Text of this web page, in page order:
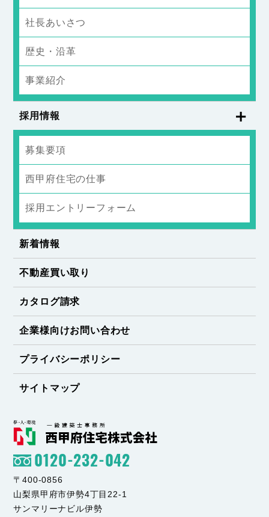
社長あいさつ
歴史・沿革
事業紹介
採用情報
募集要項
西甲府住宅の仕事
採用エントリーフォーム
新着情報
不動産買い取り
カタログ請求
企業様向けお問い合わせ
プライバシーポリシー
サイトマップ
0120-232-042
〒400-0856
山梨県甲府市伊勢4丁目22-1
サンマリーナビル伊勢